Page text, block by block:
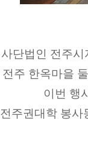
사단법인 전주시
전주 한옥마을
이번 행
전주권대학 봉사